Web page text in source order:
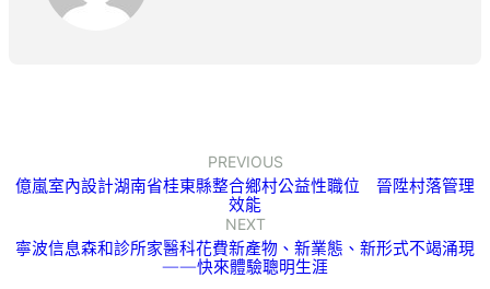
PREVIOUS
億嵐室內設計湖南省桂東縣整合鄉村公益性職位 晉陞村落管理
效能
NEXT
寧波信息森和診所家醫科花費新產物、新業態、新形式不竭涌現
——快來體驗聰明生涯